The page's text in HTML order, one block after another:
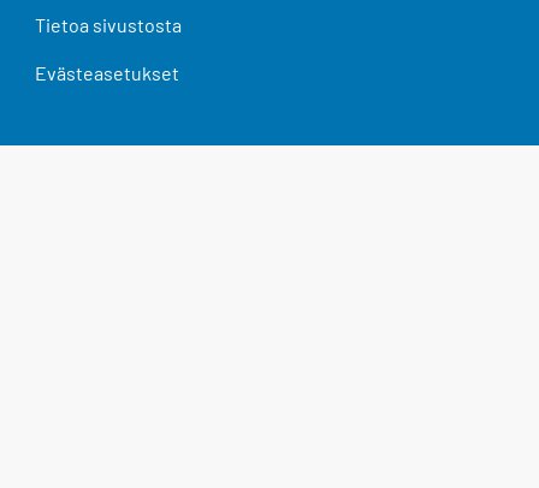
Tietoa sivustosta
Evästeasetukset